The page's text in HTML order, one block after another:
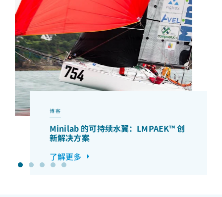
博客
Minilab 的可持续水翼：LMPAEK™ 创
新解决方案
了解更多